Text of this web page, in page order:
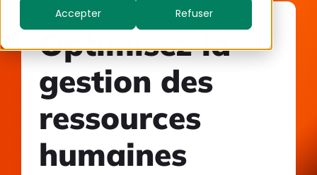
Accepter Refuser
Optimisez la
gestion des
ressources
humaines